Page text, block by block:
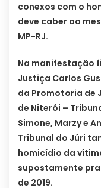
conexos com o
deve caber ao
MP-RJ.
Na manifestação
Justiça Carlos
da Promotoria de
de Niterói –
Simone, Marzy e
Tribunal do Júri
homicídio da
supostamente
de 2019.